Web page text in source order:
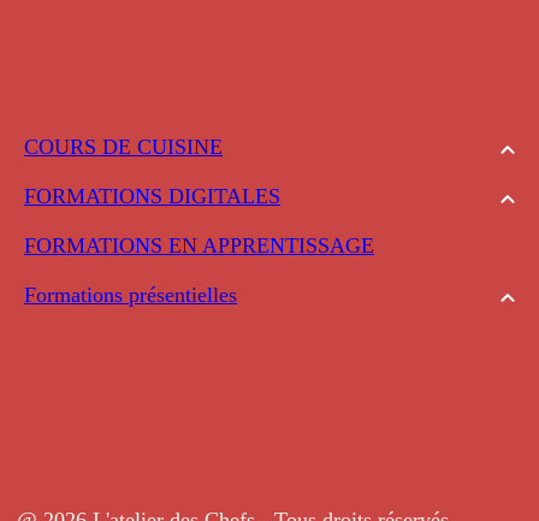
COURS DE CUISINE
FORMATIONS DIGITALES
FORMATIONS EN APPRENTISSAGE
Formations présentielles